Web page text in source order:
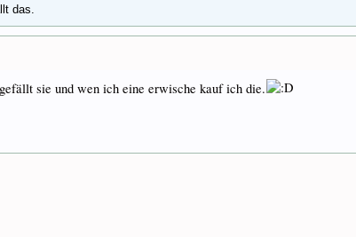
das.
sie und wen ich eine erwische kauf ich die.